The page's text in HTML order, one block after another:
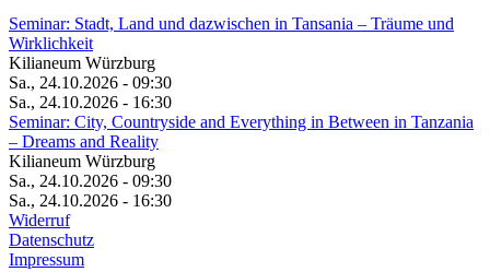
Seminar: Stadt, Land und dazwischen in Tansania – Träume und
Wirklichkeit
Kilianeum Würzburg
Sa., 24.10.2026 - 09:30
Sa., 24.10.2026 - 16:30
Seminar: City, Countryside and Everything in Between in Tanzania
– Dreams and Reality
Kilianeum Würzburg
Sa., 24.10.2026 - 09:30
Sa., 24.10.2026 - 16:30
Widerruf
Datenschutz
Impressum